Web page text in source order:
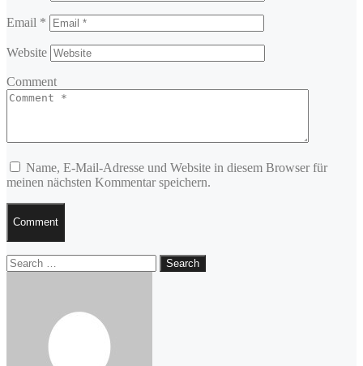
Email *
Website
Comment
Name, E-Mail-Adresse und Website in diesem Browser für
meinen nächsten Kommentar speichern.
Comment
Search
for:
Search